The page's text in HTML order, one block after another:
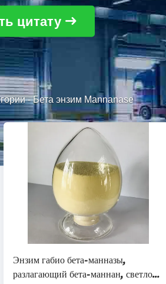
цитату
-Бета энзим Mannanase
Энзим габио бета-манназы,
разлагающий бета-маннан, светло-